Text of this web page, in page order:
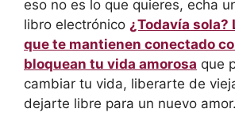
eso no es lo que quieres, echa
libro electrónico ¿Todavía sola?
que te mantienen conectado
bloquean tu vida amorosa que
cambiar tu vida, liberarte de
dejarte libre para un nuevo amor.